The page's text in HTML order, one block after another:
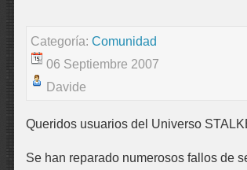
Categoría: Comunidad
06 Septiembre 2007
Davide
Queridos usuarios del Universo
Se han reparado numerosos fallos de